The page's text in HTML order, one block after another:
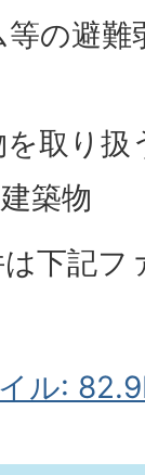
の避
取り
築物
下記
ル: